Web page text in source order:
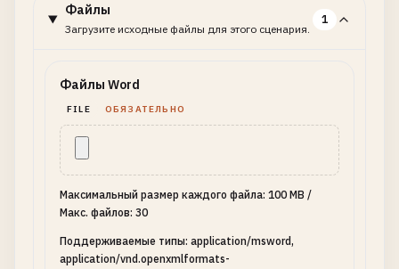
Файлы
Загрузите исходные файлы для этого сценария.
1
Файлы Word
FILE ОБЯЗАТЕЛЬНО
Максимальный размер каждого файла: 100 MB /
Макс. файлов: 30
Поддерживаемые типы: application/msword,
application/vnd.openxmlformats-